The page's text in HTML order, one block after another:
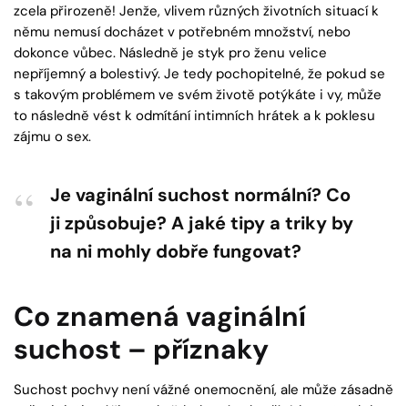
zcela přirozeně! Jenže, vlivem různých životních situací k
němu nemusí docházet v potřebném množství, nebo
dokonce vůbec. Následně je styk pro ženu velice
nepříjemný a bolestivý. Je tedy pochopitelné, že pokud se
s takovým problémem ve svém životě potýkáte i vy, může
to následně vést k odmítání intimních hrátek a k poklesu
zájmu o sex.
Je vaginální suchost normální? Co
ji způsobuje? A jaké tipy a triky by
na ni mohly dobře fungovat?
Co znamená vaginální
suchost – příznaky
Suchost pochvy není vážné onemocnění, ale může zásadně